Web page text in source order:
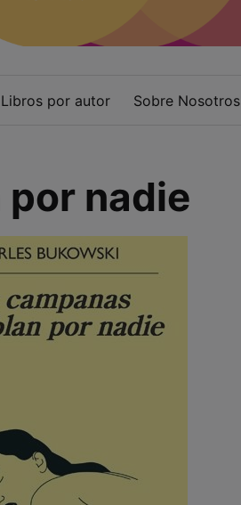
Libros por autor Sobre Nosotros
por nadie